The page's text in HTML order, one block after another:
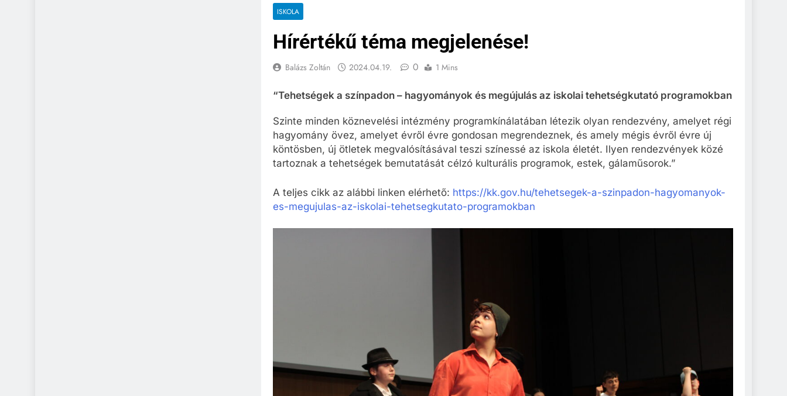
ISKOLA
Hírértékű téma megjelenése!
Balázs Zoltán 2024.04.19. 0 1 Mins
“Tehetségek a színpadon – hagyományok és megújulás az iskolai tehetségkutató programokban
Szinte minden köznevelési intézmény programkínálatában létezik olyan rendezvény, amelyet régi
hagyomány övez, amelyet évről évre gondosan megrendeznek, és amely mégis évről évre új
köntösben, új ötletek megvalósításával teszi színessé az iskola életét. Ilyen rendezvények közé
tartoznak a tehetségek bemutatását célzó kulturális programok, estek, gálaműsorok.”
A teljes cikk az alábbi linken elérhető: https://kk.gov.hu/tehetsegek-a-szinpadon-hagyomanyok-
es-megujulas-az-iskolai-tehetsegkutato-programokban